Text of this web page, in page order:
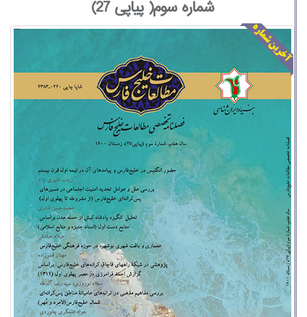
شماره سوم( پیاپی 27)